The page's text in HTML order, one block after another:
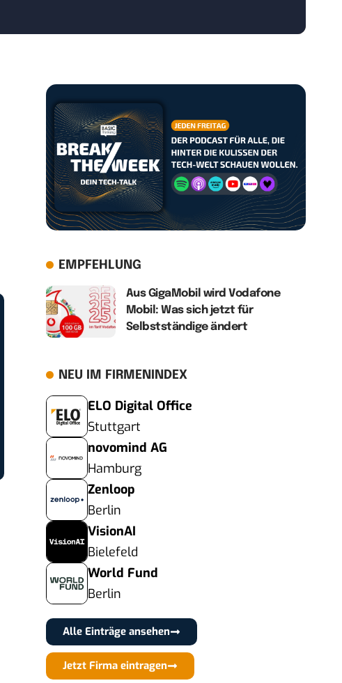
EMPFEHLUNG
Aus GigaMobil wird Vodafone
Mobil: Was sich jetzt für
Selbstständige ändert
NEU IM FIRMENINDEX
ELO Digital Office
Stuttgart
novomind AG
Hamburg
Zenloop
Berlin
VisionAI
Bielefeld
World Fund
Berlin
Alle Einträge ansehen
Jetzt Firma eintragen